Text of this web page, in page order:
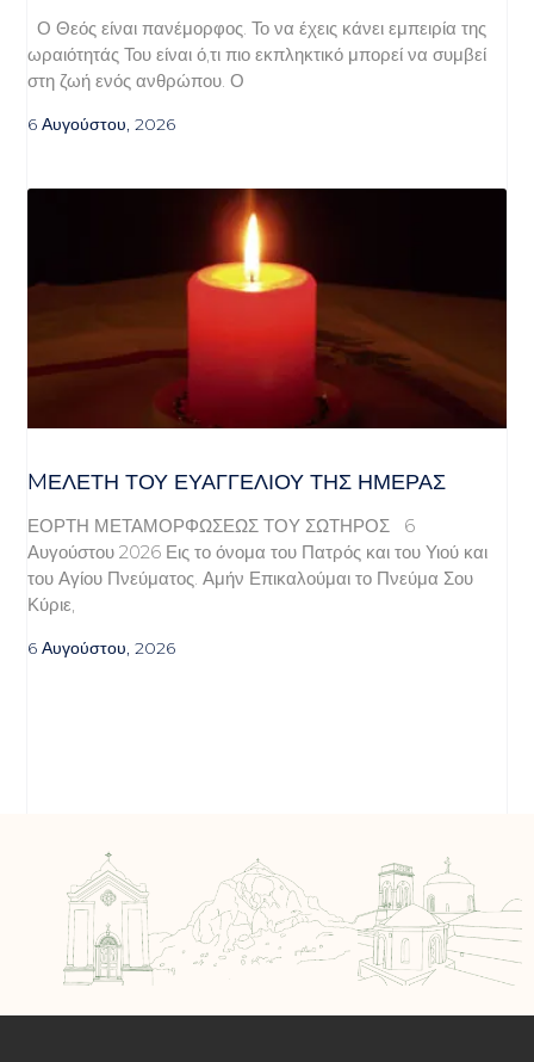
Ο Θεός είναι πανέμορφος. Το να έχεις κάνει εμπειρία της
ωραιότητάς Του είναι ό,τι πιο εκπληκτικό μπορεί να συμβεί
στη ζωή ενός ανθρώπου. Ο
6 Αυγούστου, 2026
MΕΛΈΤΗ ΤΟΥ ΕΥΑΓΓΕΛΊΟΥ ΤΗΣ ΗΜΈΡΑΣ
ΕΟΡΤΗ ΜΕΤΑΜΟΡΦΩΣΕΩΣ ΤΟΥ ΣΩΤΗΡΟΣ 6
Αυγούστου 2026 Εις το όνομα του Πατρός και του Υιού και
του Αγίου Πνεύματος. Αμήν Επικαλούμαι το Πνεύμα Σου
Κύριε,
6 Αυγούστου, 2026